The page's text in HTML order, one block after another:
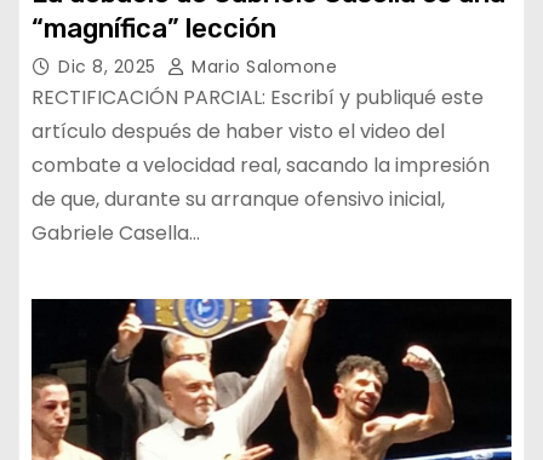
“magnífica” lección
Dic 8, 2025 Mario Salomone
RECTIFICACIÓN PARCIAL: Escribí y publiqué este
artículo después de haber visto el video del
combate a velocidad real, sacando la impresión
de que, durante su arranque ofensivo inicial,
Gabriele Casella…